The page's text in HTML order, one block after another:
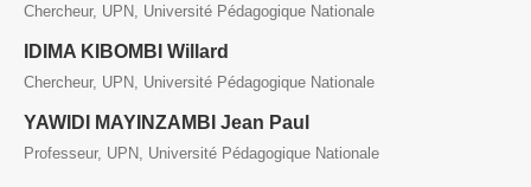
Chercheur, UPN, Université Pédagogique Nationale
IDIMA KIBOMBI Willard
Chercheur, UPN, Université Pédagogique Nationale
YAWIDI MAYINZAMBI Jean Paul
Professeur, UPN, Université Pédagogique Nationale